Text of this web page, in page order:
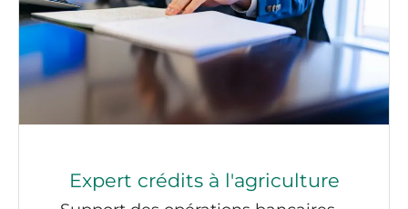
Expert crédits à l'agriculture